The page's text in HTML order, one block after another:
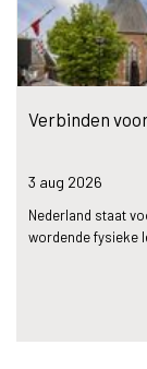
Verbinden
3 aug 2026
Nederland staat
wordende fysieke